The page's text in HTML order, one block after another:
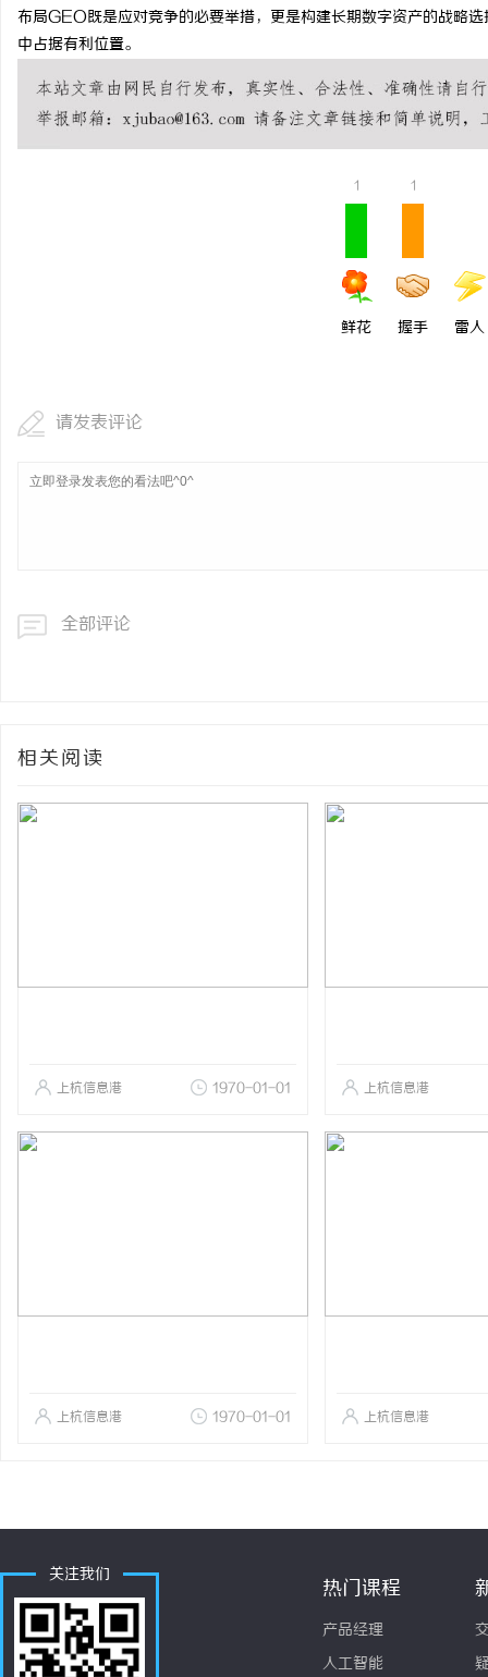
布局GEO既是应对竞争的必要举措，更是构建长期数字资产的战略
中占据有利位置。
1
鲜花
1
握手 雷人
请发表评论
全部评论
相关阅读
上杭信息港 1970-01-01 上杭信息港
上杭信息港 1970-01-01 上杭信息港
关注我们
热门课程
产品经理
人工智能